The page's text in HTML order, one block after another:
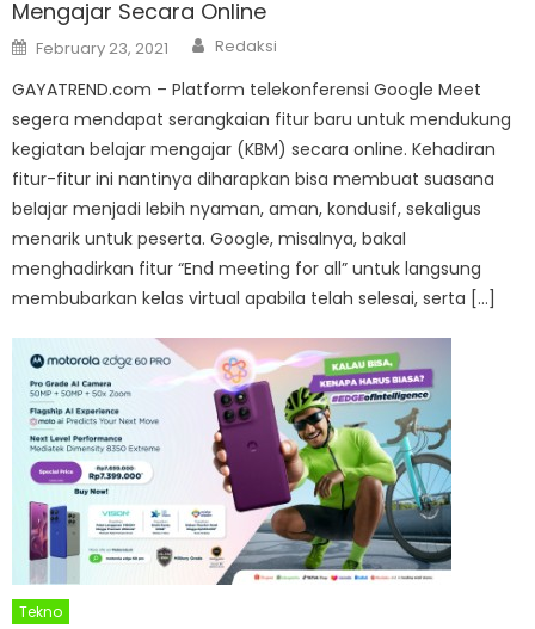
Mengajar Secara Online
Posted
on
February 23, 2021 Author
Redaksi
GAYATREND.com – Platform telekonferensi Google Meet
segera mendapat serangkaian fitur baru untuk mendukung
kegiatan belajar mengajar (KBM) secara online. Kehadiran
fitur-fitur ini nantinya diharapkan bisa membuat suasana
belajar menjadi lebih nyaman, aman, kondusif, sekaligus
menarik untuk peserta. Google, misalnya, bakal
menghadirkan fitur “End meeting for all” untuk langsung
membubarkan kelas virtual apabila telah selesai, serta […]
Tekno